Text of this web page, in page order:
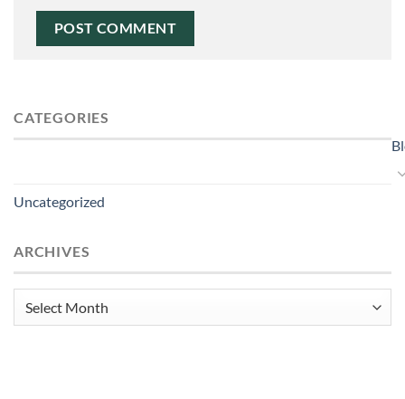
CATEGORIES
Uncategorized
ARCHIVES
Archives